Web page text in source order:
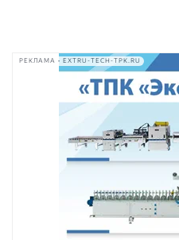
РЕКЛАМА • EXTRU-TECH-TPK.RU